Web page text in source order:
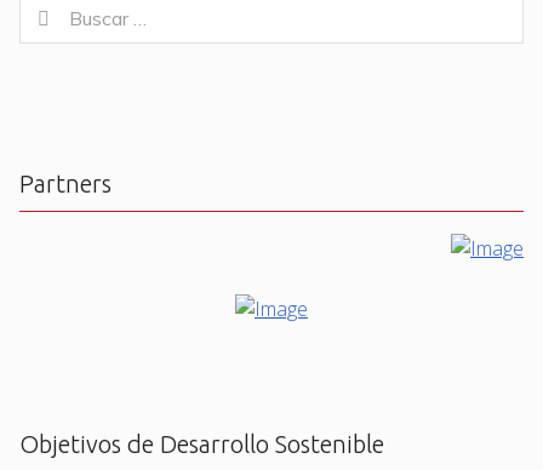
for:
Buscar
Partners
Objetivos de Desarrollo Sostenible